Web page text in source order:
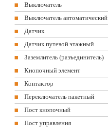
Выключатель
Выключатель автоматический
Датчик
Датчик путевой этажный
Заземлитель (разъединитель)
Кнопочный элемент
Контактор
Переключатель пакетный
Пост кнопочный
Пост управления